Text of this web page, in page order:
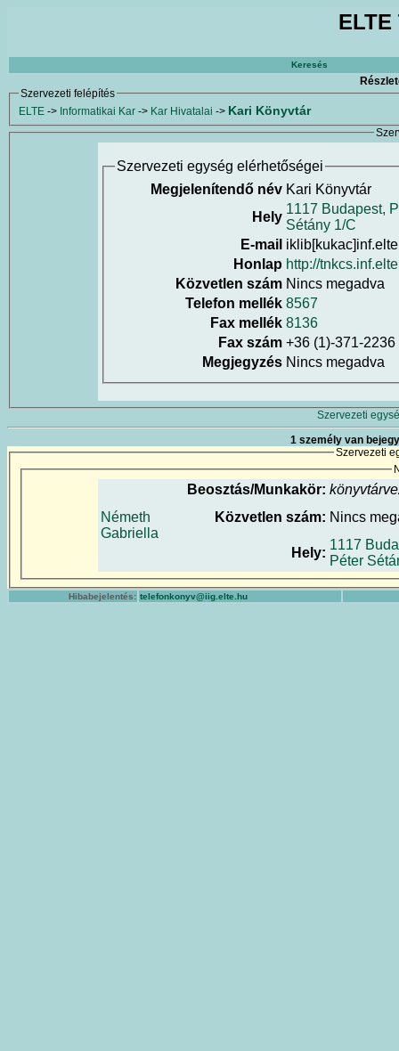
Keresés
Szervezeti felépítés
ELTE -> Informatikai Kar -> Kar Hivatalai -> Kari Könyvtár
Szervezeti egység elérhetőségei
Megjelenítendő név Kari Könyvtár
Hely
1117 Budapest,
Sétány 1/C
E-mail
Honlap http://
Közvetlen szám Nincs megadva
Telefon mellék 8567
Fax mellék 8136
Fax szám +36 (1)-371-2236
Megjegyzés Nincs megadva
Szervezeti
1 személy van
Szervezeti
Németh
Gabriella
Beosztás/Munkakör:
Közvetlen szám: Nincs
Hely:
1117
Péter
Hibabejelentés: telefonkonyv@iig.elte.hu